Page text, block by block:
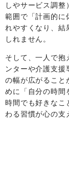
しやサービス調
範囲で「計画的に
れやすくなり、結
しれません。
そして、一人で抱
ンターや介護支援
の幅が広がること
めに「自分の時間
時間でも好きなこ
わる習慣が心の支